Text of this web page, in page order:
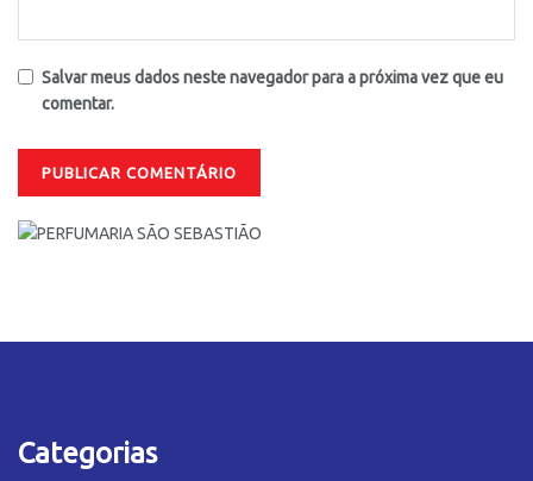
Salvar meus dados neste navegador para a próxima vez que eu
comentar.
Categorias